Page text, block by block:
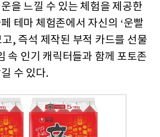
을 느낄 수 있는 체험을 제공한
테마 체험존에서 자신의 ‘운빨
, 즉석 제작된 부적 카드를 선물
속 인기 캐릭터들과 함께 포토존
수 있다.